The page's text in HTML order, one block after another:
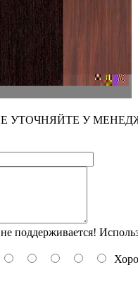
УТОЧНЯЙТЕ У
поддерживается!